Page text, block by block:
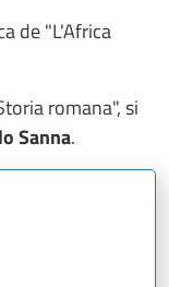
de "L'Africa
romana", si
Sanna.